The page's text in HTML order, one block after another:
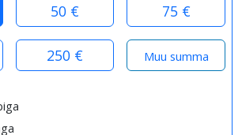
50 € 75 €
250 €